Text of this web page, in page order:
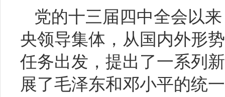
党的十三届四中全会以
央领导集体，从国内外形
任务出发，提出了一系列
展了毛泽东和邓小平的统